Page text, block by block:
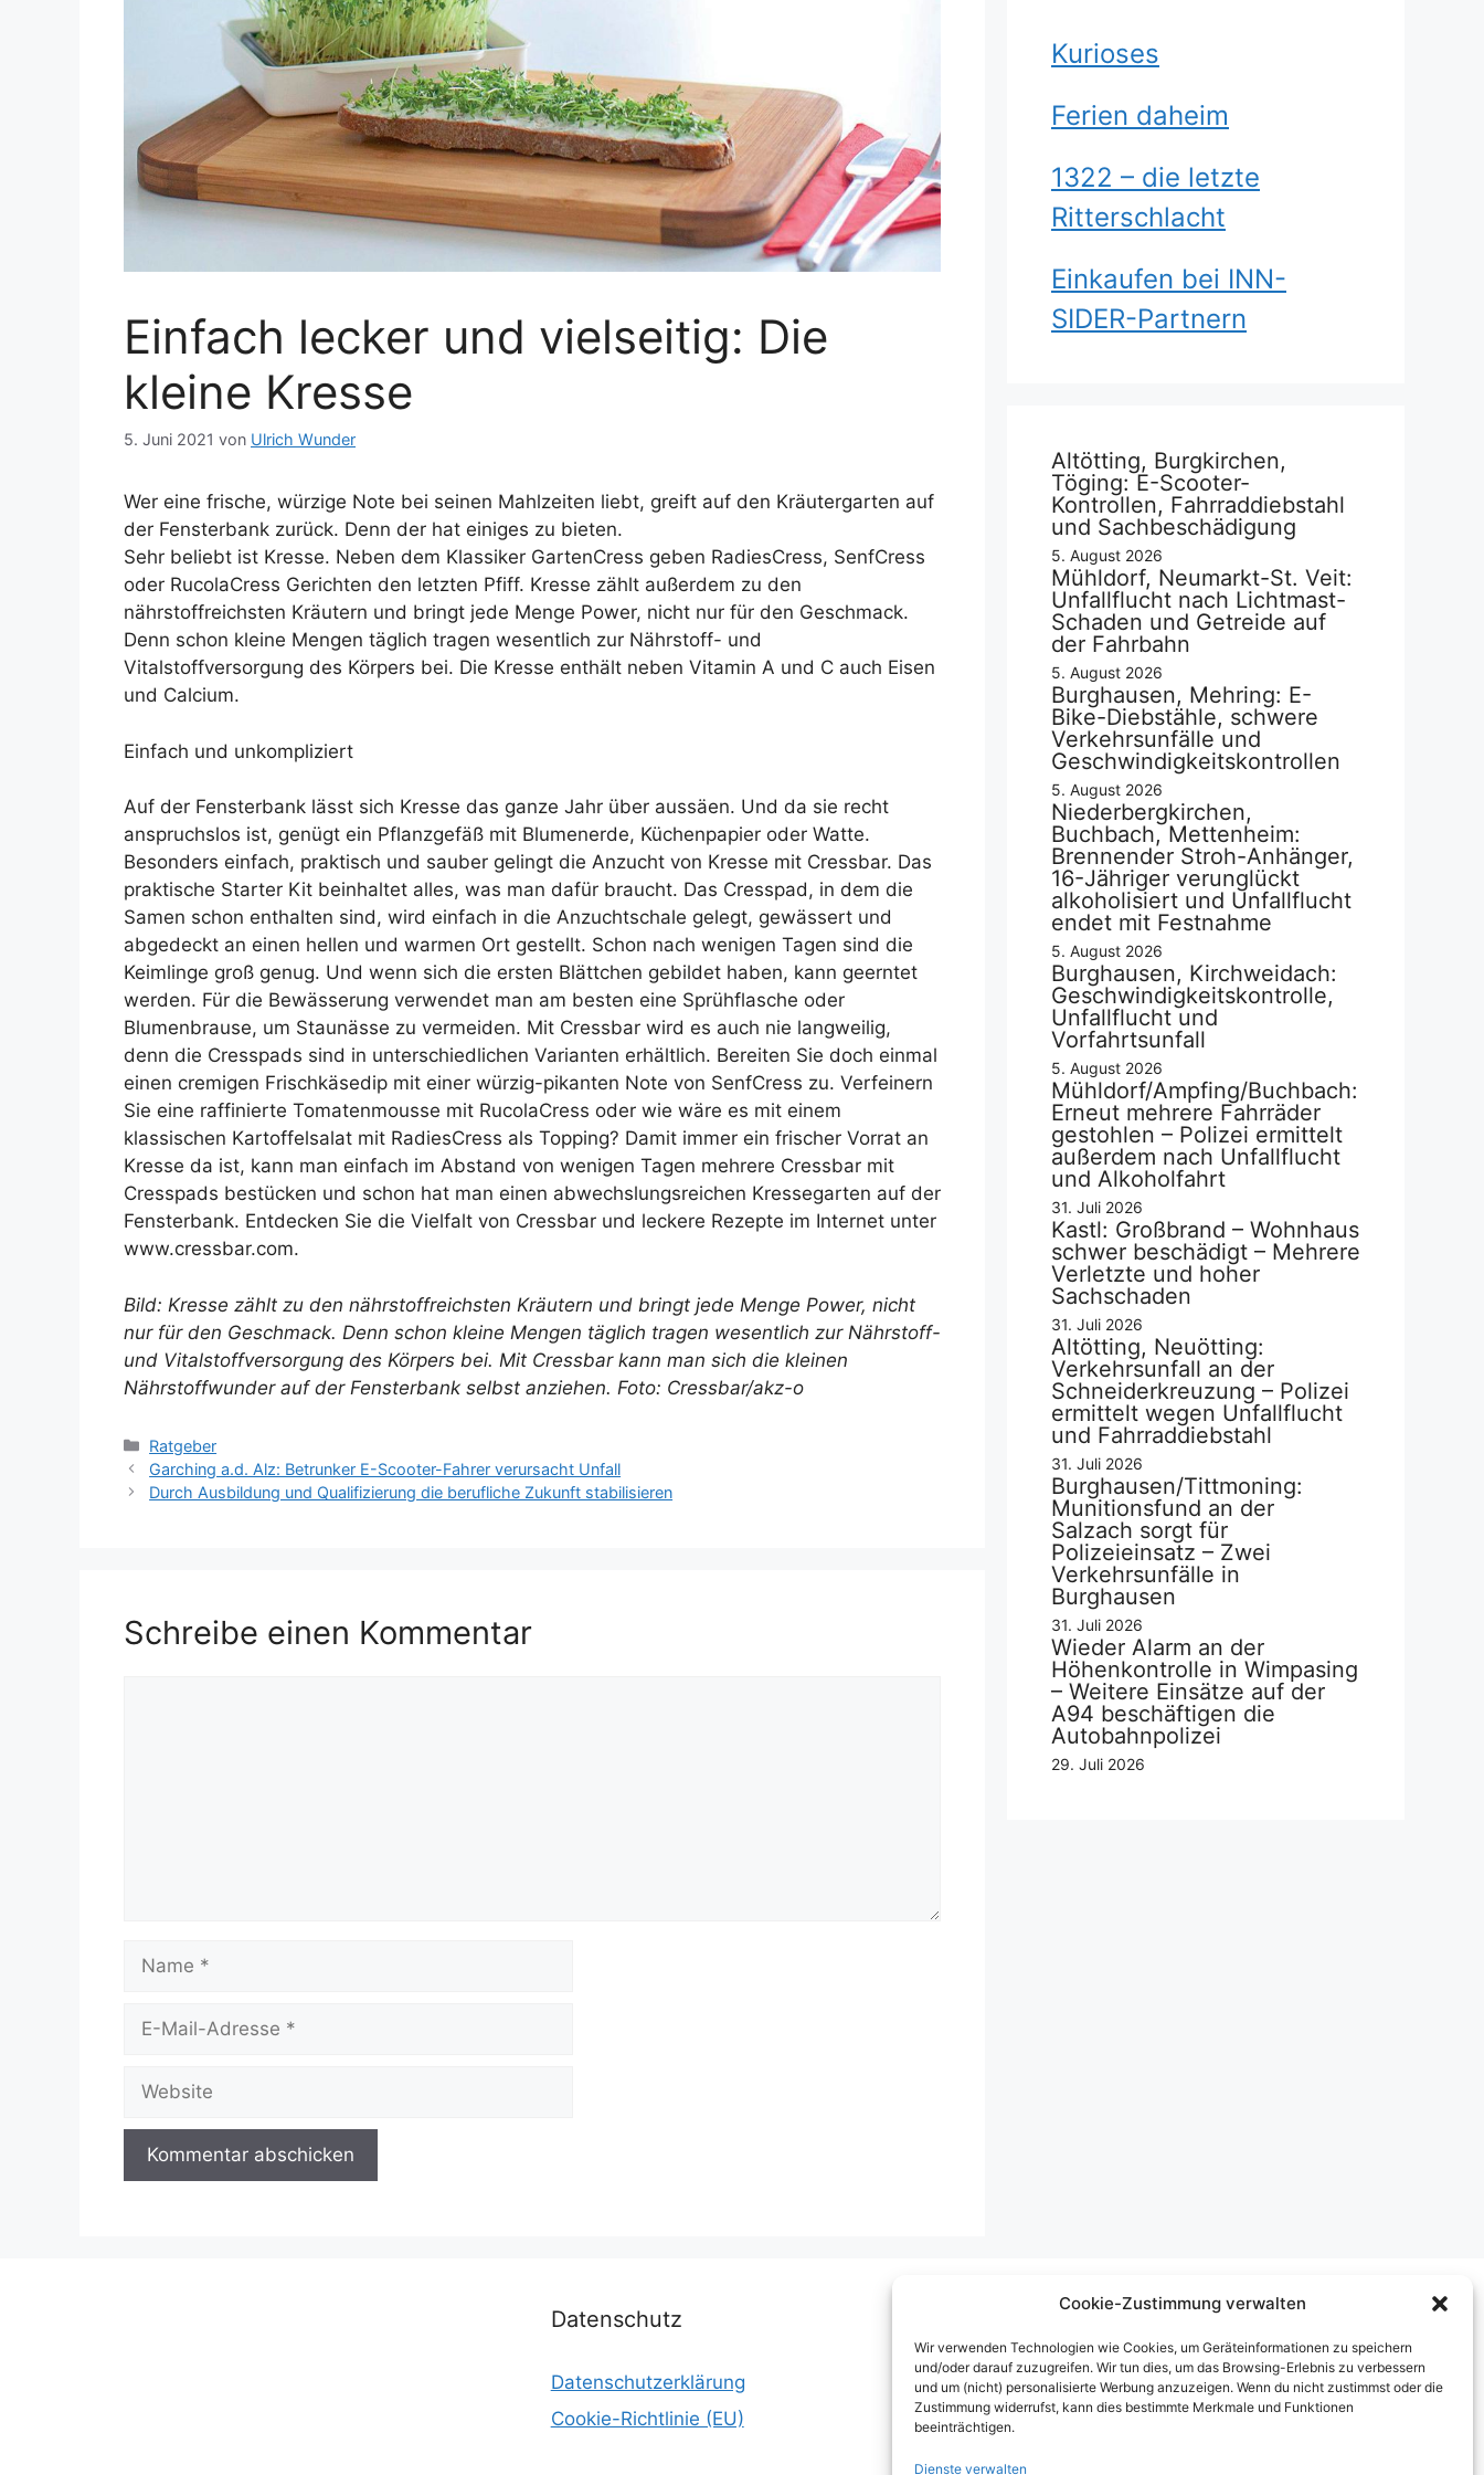
Cookie-Zustimmung verwalten
Wir verwenden Technologien wie Cookies, um Geräteinformationen zu speichern
und/oder darauf zuzugreifen. Wir tun dies, um das Browsing-Erlebnis zu verbessern
und um (nicht) personalisierte Werbung anzuzeigen. Wenn du nicht zustimmst oder die
Zustimmung widerrufst, kann dies bestimmte Merkmale und Funktionen
beeinträchtigen.
Dienste verwalten
Einfach lecker und vielseitig: Die
kleine Kresse
5. Juni 2021 von Ulrich Wunder
Wer eine frische, würzige Note bei seinen Mahlzeiten liebt, greift auf den Kräutergarten auf
der Fensterbank zurück. Denn der hat einiges zu bieten.
Sehr beliebt ist Kresse. Neben dem Klassiker GartenCress geben RadiesCress, SenfCress
oder RucolaCress Gerichten den letzten Pfiff. Kresse zählt außerdem zu den
nährstoffreichsten Kräutern und bringt jede Menge Power, nicht nur für den Geschmack.
Denn schon kleine Mengen täglich tragen wesentlich zur Nährstoff- und
Vitalstoffversorgung des Körpers bei. Die Kresse enthält neben Vitamin A und C auch Eisen
und Calcium.
Einfach und unkompliziert
Auf der Fensterbank lässt sich Kresse das ganze Jahr über aussäen. Und da sie recht
anspruchslos ist, genügt ein Pflanzgefäß mit Blumenerde, Küchenpapier oder Watte.
Besonders einfach, praktisch und sauber gelingt die Anzucht von Kresse mit Cressbar. Das
praktische Starter Kit beinhaltet alles, was man dafür braucht. Das Cresspad, in dem die
Samen schon enthalten sind, wird einfach in die Anzuchtschale gelegt, gewässert und
abgedeckt an einen hellen und warmen Ort gestellt. Schon nach wenigen Tagen sind die
Keimlinge groß genug. Und wenn sich die ersten Blättchen gebildet haben, kann geerntet
werden. Für die Bewässerung verwendet man am besten eine Sprühflasche oder
Blumenbrause, um Staunässe zu vermeiden. Mit Cressbar wird es auch nie langweilig,
denn die Cresspads sind in unterschiedlichen Varianten erhältlich. Bereiten Sie doch einmal
einen cremigen Frischkäsedip mit einer würzig-pikanten Note von SenfCress zu. Verfeinern
Sie eine raffinierte Tomatenmousse mit RucolaCress oder wie wäre es mit einem
klassischen Kartoffelsalat mit RadiesCress als Topping? Damit immer ein frischer Vorrat an
Kresse da ist, kann man einfach im Abstand von wenigen Tagen mehrere Cressbar mit
Cresspads bestücken und schon hat man einen abwechslungsreichen Kressegarten auf der
Fensterbank. Entdecken Sie die Vielfalt von Cressbar und leckere Rezepte im Internet unter
www.cressbar.com.
Bild: Kresse zählt zu den nährstoffreichsten Kräutern und bringt jede Menge Power, nicht
nur für den Geschmack. Denn schon kleine Mengen täglich tragen wesentlich zur Nährstoff-
und Vitalstoffversorgung des Körpers bei. Mit Cressbar kann man sich die kleinen
Nährstoffwunder auf der Fensterbank selbst anziehen. Foto: Cressbar/akz-o
Kategorien
Ratgeber
Garching a.d. Alz: Betrunker E-Scooter-Fahrer verursacht Unfall
Durch Ausbildung und Qualifizierung die berufliche Zukunft stabilisieren
Schreibe einen Kommentar
Mail-
Kurioses
Ferien daheim
1322 – die letzte
Ritterschlacht
Einkaufen bei INN-
SIDER-Partnern
Altötting, Burgkirchen,
Töging: E-Scooter-
Kontrollen, Fahrraddiebstahl
und Sachbeschädigung
5. August 2026
Mühldorf, Neumarkt-St. Veit:
Unfallflucht nach Lichtmast-
Schaden und Getreide auf
der Fahrbahn
5. August 2026
Burghausen, Mehring: E-
Bike-Diebstähle, schwere
Verkehrsunfälle und
Geschwindigkeitskontrollen
5. August 2026
Niederbergkirchen,
Buchbach, Mettenheim:
Brennender Stroh-Anhänger,
16-Jähriger verunglückt
alkoholisiert und Unfallflucht
endet mit Festnahme
5. August 2026
Burghausen, Kirchweidach:
Geschwindigkeitskontrolle,
Unfallflucht und
Vorfahrtsunfall
5. August 2026
Mühldorf/Ampfing/Buchbach:
Erneut mehrere Fahrräder
gestohlen – Polizei ermittelt
außerdem nach Unfallflucht
und Alkoholfahrt
31. Juli 2026
Kastl: Großbrand – Wohnhaus
schwer beschädigt – Mehrere
Verletzte und hoher
Sachschaden
31. Juli 2026
Altötting, Neuötting:
Verkehrsunfall an der
Schneiderkreuzung – Polizei
ermittelt wegen Unfallflucht
und Fahrraddiebstahl
31. Juli 2026
Burghausen/Tittmoning:
Munitionsfund an der
Salzach sorgt für
Polizeieinsatz – Zwei
Verkehrsunfälle in
Burghausen
31. Juli 2026
Wieder Alarm an der
Höhenkontrolle in Wimpasing
– Weitere Einsätze auf der
A94 beschäftigen die
Autobahnpolizei
29. Juli 2026
Datenschutz
Datenschutzerklärung
Cookie-Richtlinie (EU)
Impressum
Werben auf inn-sider